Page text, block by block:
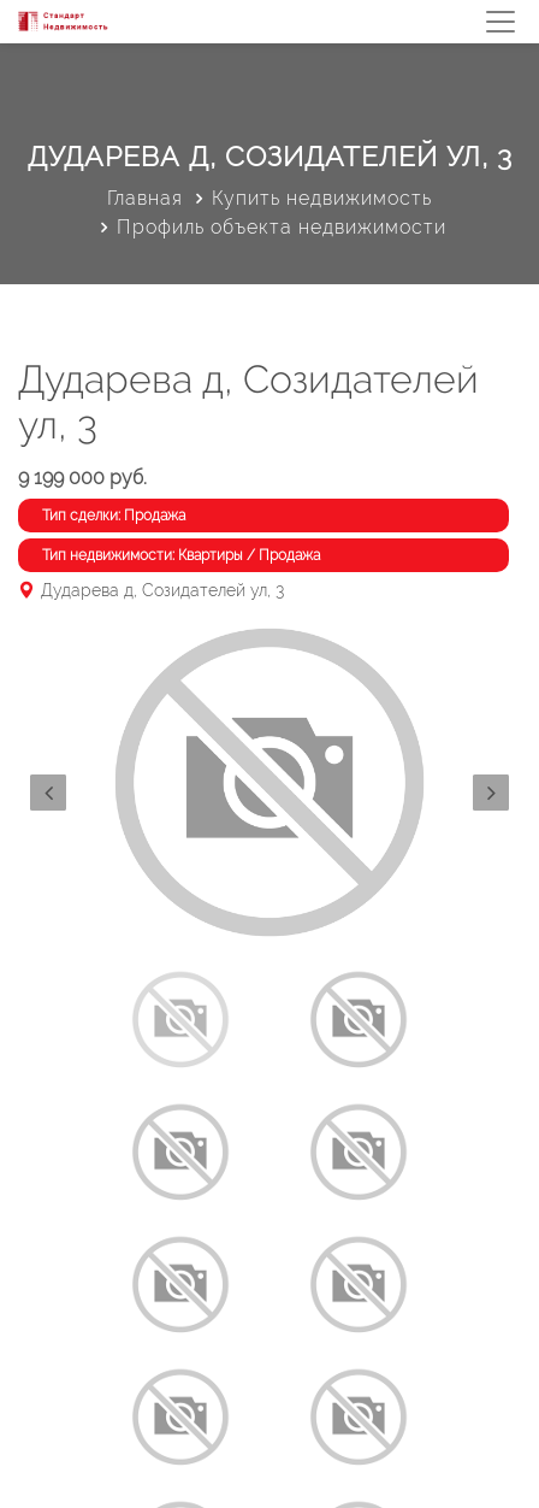
ДУДАРЕВА Д, СОЗИДАТЕЛЕЙ УЛ, 3
Главная
Купить недвижимость
Профиль объекта недвижимости
Дударева д, Созидателей
ул, 3
9 199 000 руб.
Тип сделки: Продажа
Тип недвижимости: Квартиры / Продажа
Дударева д, Созидателей ул, 3